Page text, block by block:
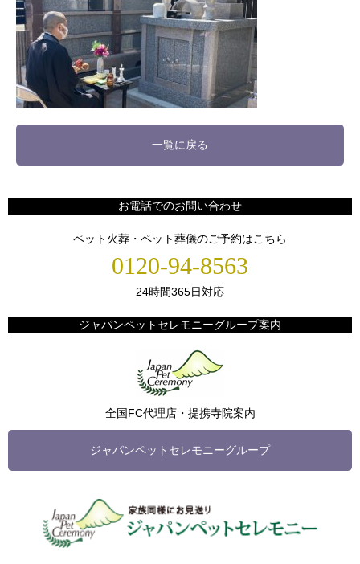
一覧に戻る
お電話でのお問い合わせ
ペット火葬・ペット葬儀のご予約はこちら
0120-94-8563
24時間365日対応
ジャパンペットセレモニーグループ案内
全国FC代理店・提携寺院案内
ジャパンペットセレモニーグループ